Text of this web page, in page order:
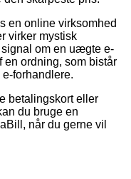
en online virksomhed
virker mystisk
om en uægte e-
en ordning, som bistår
forhandlere.
betalingskort eller
du bruge en
når du gerne vil